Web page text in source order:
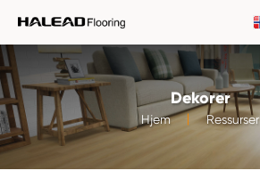
Dekorer
Hjem Ressurser